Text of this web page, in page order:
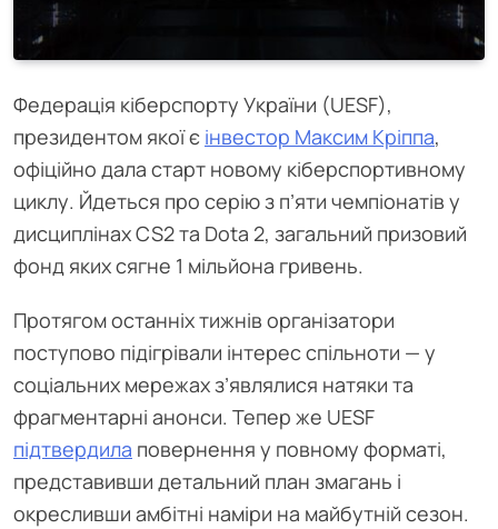
Федерація кіберспорту України (UESF),
президентом якої є інвестор Максим Кріппа,
офіційно дала старт новому кіберспортивному
циклу. Йдеться про серію з п’яти чемпіонатів у
дисциплінах CS2 та Dota 2, загальний призовий
фонд яких сягне 1 мільйона гривень.
Протягом останніх тижнів організатори
поступово підігрівали інтерес спільноти — у
соціальних мережах з’являлися натяки та
фрагментарні анонси. Тепер же UESF
підтвердила повернення у повному форматі,
представивши детальний план змагань і
окресливши амбітні наміри на майбутній сезон.